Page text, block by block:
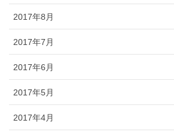
2017年8月
2017年7月
2017年6月
2017年5月
2017年4月